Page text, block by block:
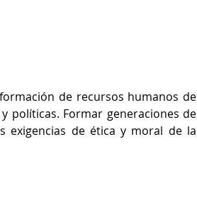
de recursos humanos de
políticas. Formar generaciones de
exigencias de ética y moral de la